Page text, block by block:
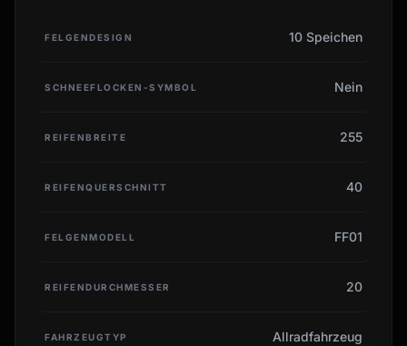
FELGENDESIGN 10 Speichen
SCHNEEFLOCKEN-SYMBOL Nein
REIFENBREITE 255
REIFENQUERSCHNITT 40
FELGENMODELL FF01
REIFENDURCHMESSER 20
FAHRZEUGTYP Allradfahrzeug